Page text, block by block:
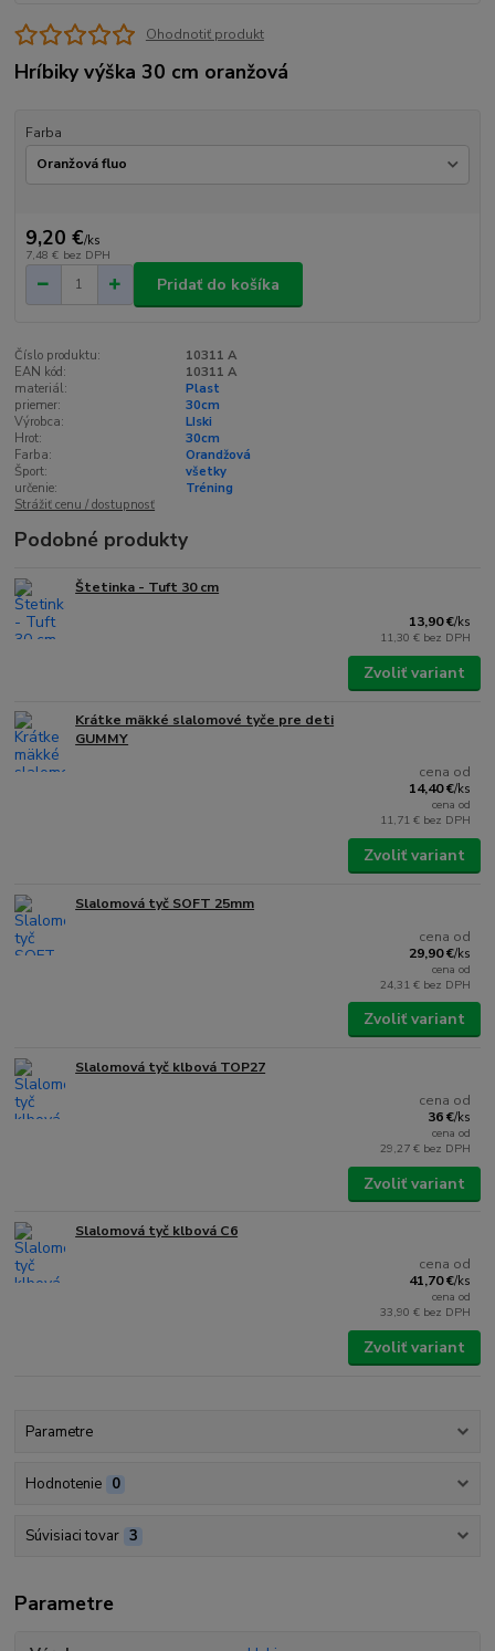
Ohodnotiť produkt
Hríbiky výška 30 cm oranžová
Farba
9,20 €/ks
7,48 € bez DPH
Pridať do košíka
Číslo produktu:
10311 A
EAN kód:
10311 A
materiál:
Plast
priemer:
30cm
Výrobca:
LIski
Hrot:
30cm
Farba:
Orandžová
Šport:
všetky
určenie:
Tréning
Strážiť cenu / dostupnosť
Podobné produkty
Štetinka - Tuft 30 cm
13,90 €/ks
11,30 € bez DPH
Zvoliť variant
Krátke mäkké slalomové tyče pre deti
GUMMY
cena od
14,40 €/ks
cena od
11,71 € bez DPH
Zvoliť variant
Slalomová tyč SOFT 25mm
cena od
29,90 €/ks
cena od
24,31 € bez DPH
Zvoliť variant
Slalomová tyč klbová TOP27
cena od
36 €/ks
cena od
29,27 € bez DPH
Zvoliť variant
Slalomová tyč klbová C6
cena od
41,70 €/ks
cena od
33,90 € bez DPH
Zvoliť variant
Parametre
Hodnotenie 0
Súvisiaci tovar 3
Parametre